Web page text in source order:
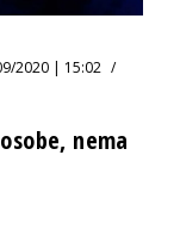
2020 | 15:02
nema